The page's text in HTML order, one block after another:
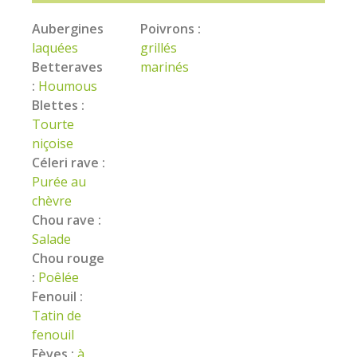
Aubergines
laquées
Betteraves
: Houmous
Blettes :
Tourte
niçoise
Céleri rave :
Purée au
chèvre
Chou rave :
Salade
Chou rouge
: Poêlée
Fenouil :
Tatin de
fenouil
Poivrons :
grillés
marinés